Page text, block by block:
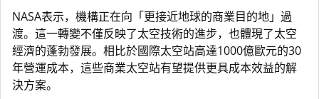
NASA表示，機構正在向「更接近地球的商業目的地」過
渡。這一轉變不僅反映了太空技術的進步，也體現了太空
經濟的蓬勃發展。相比於國際太空站高達1000億歐元的30
年營運成本，這些商業太空站有望提供更具成本效益的解
決方案。